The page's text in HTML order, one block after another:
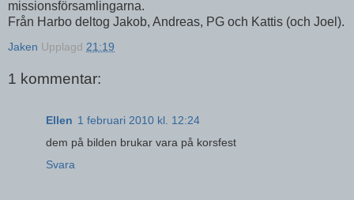
missionsförsamlingarna.
Från Harbo deltog Jakob, Andreas, PG och Kattis (och Joel).
Jaken Upplagd 21:19
1 kommentar:
Ellen 1 februari 2010 kl. 12:24
dem på bilden brukar vara på korsfest
Svara